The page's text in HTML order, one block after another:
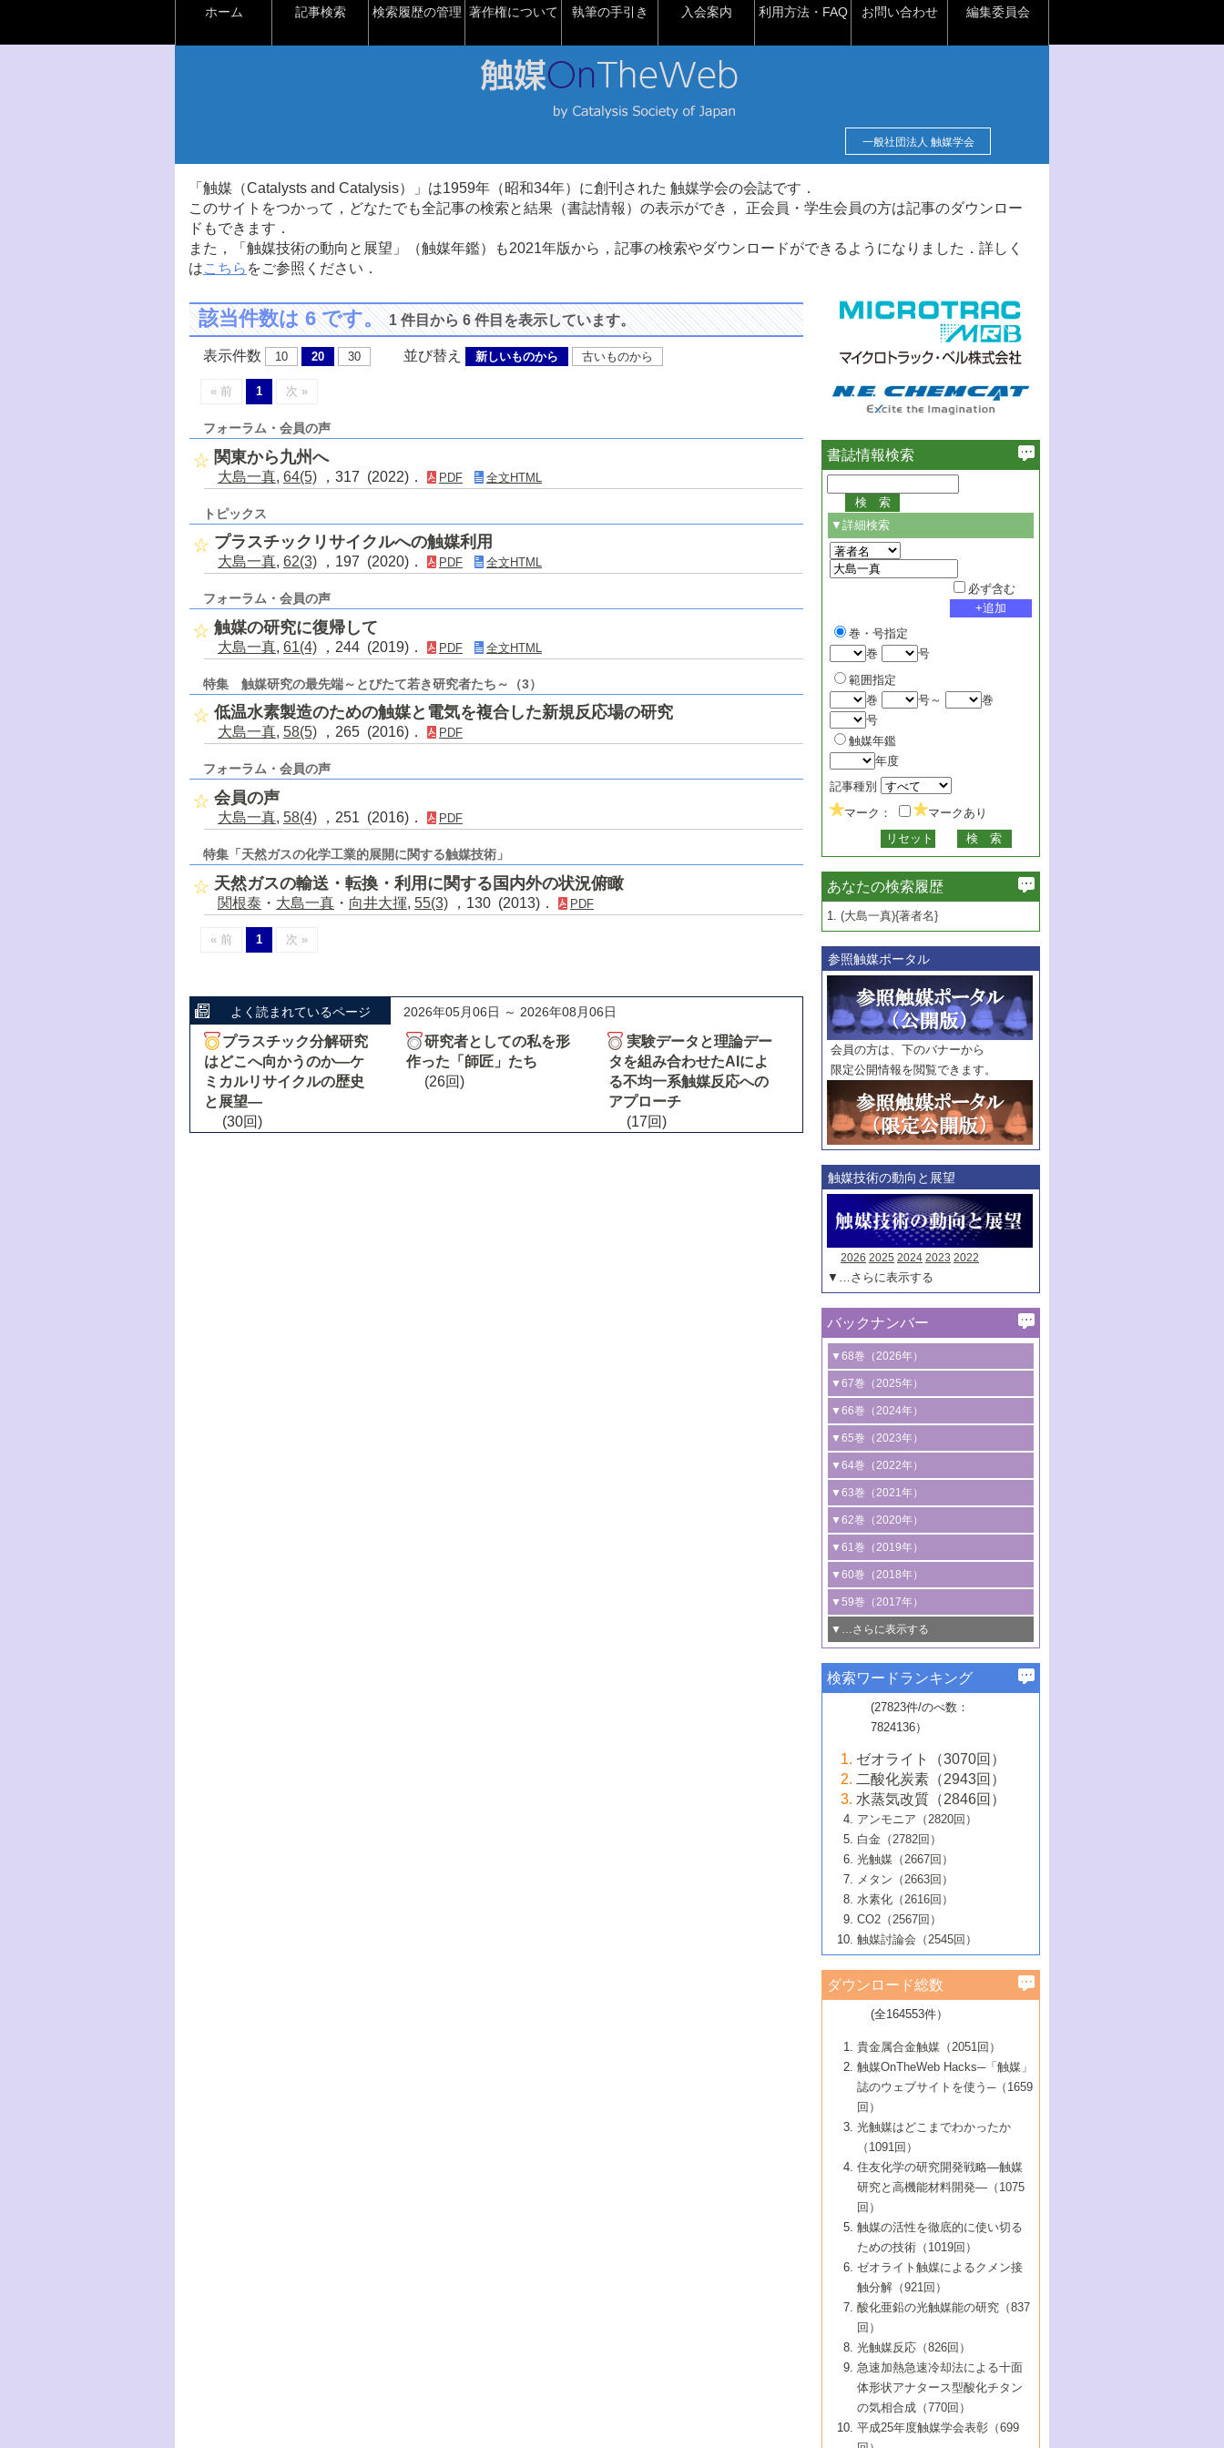
ホーム 記事検索 検索履歴の管理 著作権について 執筆の手引き 入会案内 利用方法・FAQ お問い合わせ 編集委員会
一般社団法人 触媒学会
「触媒（Catalysts and Catalysis）」は1959年（昭和34年）に創刊された 触媒学会の会誌です．
このサイトをつかって，どなたでも全記事の検索と結果（書誌情報）の表示ができ， 正会員・学生会員の方は記事のダウンロー
ドもできます．
また，「触媒技術の動向と展望」（触媒年鑑）も2021年版から，記事の検索やダウンロードができるようになりました．詳しく
はこちら をご参照ください．
該当件数は 6 です。1 件目から 6 件目を表示しています。
表示件数 10 20 30 並び替え 新しいものから 古いものから
« 前 1 次 »
フォーラム・会員の声
関東から九州へ
大島一真, 64(5) ，317 (2022)． PDF 全文HTML
トピックス
プラスチックリサイクルへの触媒利用
大島一真, 62(3) ，197 (2020)． PDF 全文HTML
フォーラム・会員の声
触媒の研究に復帰して
大島一真, 61(4) ，244 (2019)． PDF 全文HTML
特集 触媒研究の最先端～とびたて若き研究者たち～（3）
低温水素製造のための触媒と電気を複合した新規反応場の研究
大島一真, 58(5) ，265 (2016)． PDF
フォーラム・会員の声
会員の声
大島一真, 58(4) ，251 (2016)． PDF
特集「天然ガスの化学工業的展開に関する触媒技術」
天然ガスの輸送・転換・利用に関する国内外の状況俯瞰
関根泰 ・ 大島一真 ・ 向井大揮, 55(3) ，130 (2013)． PDF
« 前 1 次 »
よく読まれているページ 2026年05月06日 ～ 2026年08月06日
プラスチック分解研究
はどこへ向かうのか―ケ
ミカルリサイクルの歴史
と展望―
(30回)
研究者としての私を形
作った「師匠」たち
(26回)
実験データと理論デー
タを組み合わせたAIによ
る不均一系触媒反応への
アプローチ
(17回)
書誌情報検索
▼詳細検索
必ず含む
巻・号指定
巻
号
範囲指定
巻
号～
巻
号
触媒年鑑
年度
記事種別
マーク：
マークあり
あなたの検索履歴
1. (大島一真){著者名}
参照触媒ポータル
会員の方は、下のバナーから
限定公開情報を閲覧できます。
触媒技術の動向と展望
2026 2025 2024 2023 2022
▼…さらに表示する
バックナンバー
▼68巻（2026年）
1号 過酸化水素合成に関する研究動向
2号 コンピューター技術により加速する
触媒開発
3号 有機分子変換やCO 資源化のための
光触媒に関する最近の研究
B号 第137回触媒討論会（2026年）
▼67巻（2025年）
1号 CO
水素化によるグリーン燃料/グリ
ーンケミカル製造
2号 水素製造のための水分解技術に関す
る最近の研究
3号 オレフィン系樹脂の精密合成に関す
る最新技術
4号 アルコール類の効率的変換を実現す
る非貴金属触媒の研究動向
5号 ゼオライトの合成と応用における研
究動向
6号 ヘテロ接合界面
B号 第135回触媒討論会（2025年）
▼66巻（2024年）
1号 低次元ナノ構造を有する触媒材料
2号 規制反応場を活用した固体触媒研究
の新展開
3号 未踏分子変換を目指した酸化触媒プ
ロセスの最前線
4号 シンクロトロン放射光および中性子
線を利用した触媒解析技術の最先端
5号 単原子触媒
6号 参照触媒委員会からのお知らせ
B号 第133回触媒討論会（2023年）
▼65巻（2023年）
1号 炭素が関わる触媒機能
2号 プラスチックケミカルリサイクルの
ための触媒技術
3号 非酸化物系金属化合物を基盤とした
触媒材料の開発
4号 格子酸素・格子酸素欠陥を利用した
触媒反応
5号 生体触媒によるエネルギー変換反応
6号 窒素とリンの循環のための触媒・機
能性材料
▼64巻（2022年）
1号 合成ガス製造とCOを用いるケミカル
ズ合成の最新動向
2号 化学品合成のための合金触媒開発
3号 CO の排出削減および有効活用のた
めの触媒技術
4号 若手による情報発信企画～とびたて
若き触媒の研究者たち～（1）
若き触媒の研究者たち～（2）
6号 石油のノーブル・ユースを志向した
触媒技術
大学：オンライン・対面開催）
▼63巻（2021年）
1号 金触媒の新展開
2号 ペロブスカイト
3号 特殊反応場を利用した触媒的分子変
換反応
4号 多孔質材料を用いた触媒の新展開
5号 情報学的手法を用いた触媒開発
6号 カーボンニュートラルに向けた電解
技術
B号 第127回触媒討論会（2021年・オン
ライン開催(Zoom)のみ）
▼62巻（2020年）
1号 触媒設計を拓く欠陥構造のキャラク
タリゼーション
2号 機能化学品製造に資するクリーンな
触媒的酸化反応
3号 水処理のための触媒化学
4号 光触媒を用いた水分解の最新の研究
動向
5号 次世代の触媒プロセスを支えるマイ
6号 メタン転換技術の最新動向
B号 第125回触媒討論会（2020年・工学
院大学）
▼61巻（2019年）
1号 物質移動制御に着目した触媒プロセ
ス開発
2号 CO2 フリー水素サプライチェーンに
関わる触媒開発動向
3号 精密高分子合成に関する最近の研究
動向
4号 バイオマス化成品製造のための触媒
5号 固体触媒による含窒素有機化合物変
換の最前線
6号 貴金属使用量低減に向けた自動車排
ガス浄化触媒の開発
B号 第123回触媒討論会（2019年・大阪
▼60巻（2018年）
1号 固体酸触媒の最新の研究動向
2号 二酸化炭素からの有用化学品合成
3号 ナノ粒子・クラスター触媒の最前線
4号 60周年記念企画
5号 進化するゼオライト合成技術
6号 非貴金属系触媒における電気化学的
B号 第121回触媒討論会（2018年・東京
大学）
▼59巻（2017年）
1号 いたるところに，触媒
最先端技術
3号 無機分離膜材料の開発と触媒反応プ
ロセスへの適用
5号 水素のふるまいを解き明かす最先端
研究
6号 低級アルカンの有効利用のための触
媒技術
B号 第119回触媒討論会（2017年・首都
大学東京）
▼…さらに表示する
1号 ユニークな構造の高分子を生み出す触
2号 リグニンからの化成品製造に向けた触
媒技術
3号 触媒研究の最先端～とびたて若き研究
者たち～（1）
4号 触媒研究の最先端～とびたて若き研究
者たち～（2）
5号 触媒研究の最先端～とびたて若き研究
者たち～（3）
6号 イオニクス材料と燃料電池・電解合成
の最新の研究動向
B号 第117回触媒討論会（2016年・大阪府
立大学）
▼57巻（2015年）
1号 水素キャリアにかかわる触媒技術の新
2号 石油精製用触媒の最近の進展
3号 固体酸化物形燃料電池（SOFC）におけ
るアノード触媒上での燃料直接改質技術
4号 コアシェル構造の制御による触媒機能
5号 工業触媒およびその周辺技術の最近の
進歩
6号 ナノシート
B号 第115回触媒討論会（2015年・成蹊大
▼56巻（2014年）
2号 光触媒反応機構に関する最新の研究動
向
開発動向
4号 人工光合成に向けた近年のアプローチ
5号 未利用熱エネルギーの有効活用に貢献
する触媒技術
6号 ポリオキソメタレート
B号 第113回触媒討論会（2014年・ロワジ
ールホテル豊橋）
1号 高耐久性燃料電池システム用触媒にお
ける新展開
2号 リビングラジカル重合の最近の動向
3号 天然ガスの化学工業的展開に関する触
媒技術
4号 貴金属触媒の精密構造制御とその活用
5号 バイオマス化成品製造のための固体触
6号 ナノ空間─吸着状態解析から新機能開拓
B号 第111回触媒討論会（2013年・関西大
▼54巻（2012年）
1号 規則性多孔体の利用技術における最近
の進歩
2号 第109回触媒討論会
3号 貴金属低減技術の最新動向
4号 貴金属代替技術の最新動向
5号 光触媒による物質変換反応の新展開
6号 グラフェン
7号 水素を利用する化成品合成の新潮流
▼53巻（2011年）
1号 金属学から見る合金触媒の新展開
2号 第107回触媒討論会
3号 触媒のその場観察法の進歩（１）
4号 触媒のその場観察法の進歩（２）
5号 不活性結合の触媒的活性化による有機
合成
6号 新しい固体酸触媒技術
7号 ゼオライト合成における最近の進歩
▼52巻（2010年）
1号 触媒の劣化対策と長寿命触媒開発
2号 第105回触媒討論会
3号 ナノ構造が拓く新機能
4号 活性サイトおよびその環境の精密な設
計による触媒の高機能化
5号 触媒を有効に使うための技術
7号 有機分子触媒による精密有機合成
8号 高機能化ポリオレフィンに向けた重合
触媒の最近の進展
1号 炭素材料－熱い注目を集める材料－
2号 第103回触媒討論会
3号 環境浄化用光触媒の現状と課題
4号 水素社会の実現に向けた水素製造・貯
蔵技術の進歩
5号 CO2が関わる触媒・材料
7号 持続可能社会実現のための触媒および
触媒関連技術
▼50巻（2008年）
1号 触媒化学と学会のこの10年，半世紀，
そして未来
2号 第101回触媒討論会
4号 錯体を利用したユニークな表面構造の
構築と機能
5号 若手会員による触媒研究の未来展望1：
企業編
6号 第102回触媒討論会
7号 触媒・化学反応における計算化学の進
8号 若手研究者による触媒研究の未来展望
2：大学・研究所編
▼49巻（2007年）
1号 含フッ素化合物の合成と触媒
2号 第99回触媒討論会
3号 実用的ファインケミカル合成プロセス
を実現する触媒
5号 こんな物質，あんな物質―新たな触媒
の可能性―
7号 『結晶の化学』を活かした触媒研究
8号 イオン液体の応用
▼48巻（2006年）
1号 固体酸触媒の最近の進歩
2号 第97回触媒討論会
3号 リビング重合触媒の最近の展開
5号 水素製造・貯蔵のための触媒技術の新
しい展開
6号 第98回触媒討論会
7号 基礎化学品製造の触媒技術
8号 多機能型リアクター
1号 最近の触媒担体とその効果
2号 第95回触媒討論会
4号 水分解用光触媒材料
5号 時間分解分光の進歩と応用
6号 第96回触媒討論会
8号 超臨界流体を用いた化学プロセスの新
▼46巻（2004年）
1号 部分酸化反応触媒の最前線
2号 第93回触媒討論会
3号 特殊エネルギー場の触媒反応
4号 生体内における金属の触媒作用
5号 ファインケミカルズの展開に寄与する
6号 第94回触媒討論会
7号 サブナノレベルでみた新しい表面現象
8号 オレフィン重合触媒の新たな展
▼45巻（2003年）
1号 なぜこの触媒が良いのか？
2号 第91回触媒討論会
3号 最近の自動車排ガス処理技術
4号 触媒研究の現状と将来─第90回触媒討論
5号 基礎化学品製造の触媒技術
6号 第92回触媒討論会
7号 基礎化学品製造の触媒技術
8号 資源の循環と触媒技術
▼44巻（2002年）
1号 高次制御された触媒の化学
2号 第89回触媒討論会
3号 触媒を利用した電気化学の新展開
4号 ナノ材料の調製と機能化
5号 こんな触媒が欲しい
6号 第90回触媒討論会
7号 触媒研究と学術雑誌/情報
8号 若い世代からみた触媒化学の現状と未
▼43巻（2001年）
1号 グリーンケミストリーと触媒
2号 第87回触媒討論会特集号
3号 生体触媒とバイオプロセス
4号 水素製造・利用の触媒化学
5号 触媒研究における新しい切り口：コン
ビナトリアルケミストリー
6号 第88回触媒討論会特集号
7号 企業における触媒研究のブレークスル
8号 この材料を触媒として使ってみません
▼42巻（2000年）
1号 触媒反応工学の明日を拓く
2号 第85回触媒討論会
3号 反応ダイナミクス
5号 触媒のおもしろさをどのように伝える
6号 第86回触媒討論会
7号 水素化精製触媒の新しい展開
8号 新しい反応性と機能性を目指した金属
クラスタ-化学
▼41巻（1999年）
1号 孔、穴、あな?-特異な空間とその利用-
2号 第83回触媒討論会
3号 均一系触媒反応最前線
4号 実用炭素材料の新展開
5号 研究の方法論を考える
7号 機能性金属材料と触媒
8号 触媒研究へのNMRの応用と展望
▼40巻（1998年）
進展と21世紀への提言/創立40周年記念・触
媒学会この10年の歩みとこれから/創立40周
2号 第81回触媒討論会
3号 計算機触媒化学へのさそい
4号 触媒劣化の制御と予測
5号 最新の実用プロセスと触媒
6号 第82回触媒討論会
7号 ナノ構造体の化学
8号 あの反応は今
1号 均一系と不均一系触媒反応-その特徴と
接点
2号 第79回触媒討論会
3号 最新NO除去触媒の実用化研究
4号 新しい反応場を目指した触媒調製
5号 反応・分離技術の新しい展開
6号 第80回触媒討論会
8号 AFMでみる世界
▼38巻（1996年）
1号 触媒の構造と触媒作用/C1化学を中心と
する21世紀への触媒
3号 オリンピックメダル:金・銀・銅はどん
な触媒作用を示すか
4号 触媒作用における機能の複合化
5号 未来を拓け！若手研究者
6号 第78回触媒討論会
7号 ダイナミックな領域への触媒研究の展
開/C1化学を中心とする21世紀への触媒
▼37巻（1995年）
1号 ファインケミカルズと固体触媒
2号 第75回触媒討論会
3号 希土類を利用した触媒
4号 触媒とリサイクル
5号 エネルギー変換触媒
6号 第76回触媒討論会
7号 表面吸着相の新しい展開
8号 マイクロポーラス・クリスタル触媒の
▼36巻（1994年）
1号 電気化学と触媒
2号 第73回触媒討論会
3号 C4化学の展開
4号 《通常号》
5号 《通常号》
6号 第74回触媒討論会
▼35巻（1993年）
1号 工業触媒開発マニュアル―探索から工
業化まで
2号 第71回触媒討論会
3号 研究開発のうらおもて―着想と展開
4号 触媒劣化と寿命の予測
5号 環境に優しい触媒
▼34巻（1992年）
1号 インパクトを与えたこの研究
2号 第69回触媒討論会
3号 ケミカルズ合成触媒―新しい展開と応
▼33巻（1991年）
1号 触媒プロセス開発マニュアル―探索か
ら工業化まで，知っておきたいこと PartII
2号 第67回触媒討論会
▼32巻（1990年）
1号 21世紀に向けて触媒研究の飛躍をめざ
す―触媒化学の裾野を広げよう
2号 第65回触媒討論会
▼31巻（1989年）
1号 情報科学と反応設計・材料設計
▼30巻（1988年）
検索ワードランキング
(27823件/のべ数：
7824136）
ゼオライト（3070回）
二酸化炭素（2943回）
水蒸気改質（2846回）
アンモニア（2820回）
白金（2782回）
光触媒（2667回）
メタン（2663回）
水素化（2616回）
CO2（2567回）
触媒討論会（2545回）
ダウンロード総数
(全164553件）
貴金属合金触媒（2051回）
触媒OnTheWeb Hacks─「触媒」
誌のウェブサイトを使う─（1659
回）
光触媒はどこまでわかったか
（1091回）
住友化学の研究開発戦略―触媒
研究と高機能材料開発―（1075
回）
触媒の活性を徹底的に使い切る
ための技術（1019回）
ゼオライト触媒によるクメン接
触分解（921回）
酸化亜鉛の光触媒能の研究（837
回）
光触媒反応（826回）
急速加熱急速冷却法による十面
体形状アナタース型酸化チタン
の気相合成（770回）
平成25年度触媒学会表彰（699